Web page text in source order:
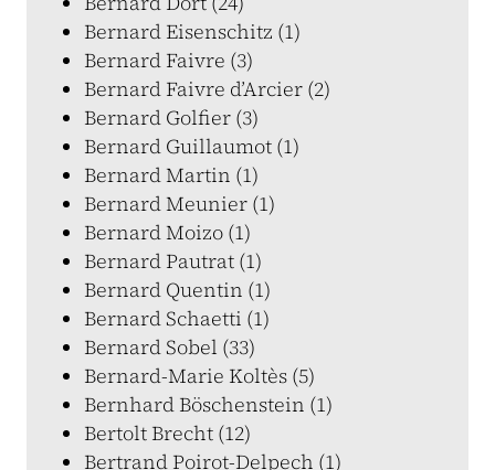
Bernard Eisenschitz (1)
Bernard Faivre (3)
Bernard Faivre d’Arcier (2)
Bernard Golfier (3)
Bernard Guillaumot (1)
Bernard Martin (1)
Bernard Meunier (1)
Bernard Moizo (1)
Bernard Pautrat (1)
Bernard Quentin (1)
Bernard Schaetti (1)
Bernard Sobel (33)
Bernard-Marie Koltès (5)
Bernhard Böschenstein (1)
Bertolt Brecht (12)
Bertrand Poirot-Delpech (1)